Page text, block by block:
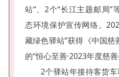
站”、2个“长江主题邮局”
态环境保护宣传网络。
藏绿色驿站”获得《中国
的“恒心至善·2023年度慈
2个驿站年接待客货